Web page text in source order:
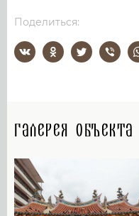
Поделиться:
Галерея объекта